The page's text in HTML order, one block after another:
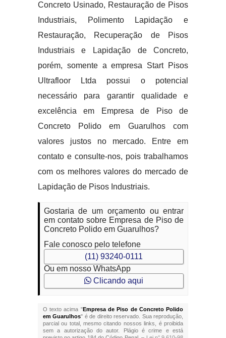
Concreto Usinado, Restauração de Pisos
Industriais, Polimento Lapidação e
Restauração, Recuperação de Pisos
Industriais e Lapidação de Concreto,
porém, somente a empresa Start Pisos
Ultrafloor Ltda possui o potencial
necessário para garantir qualidade e
excelência em Empresa de Piso de
Concreto Polido em Guarulhos com
valores justos no mercado. Entre em
contato e consulte-nos, pois trabalhamos
com os melhores valores do mercado de
Lapidação de Pisos Industriais.
Gostaria de um orçamento ou entrar
em contato sobre Empresa de Piso de
Concreto Polido em Guarulhos?
Fale conosco pelo telefone
(11) 93240-0111
Ou em nosso WhatsApp
Clicando aqui
O texto acima "Empresa de Piso de Concreto Polido
em Guarulhos" é de direito reservado. Sua reprodução,
parcial ou total, mesmo citando nossos links, é proibida
sem a autorização do autor. Plágio é crime e está